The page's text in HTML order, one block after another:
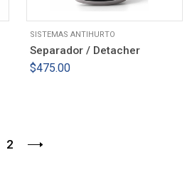
SISTEMAS ANTIHURTO
Separador / Detacher
$475.00
2